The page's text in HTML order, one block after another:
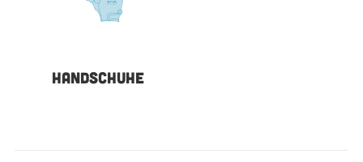
HANDSCHUHE